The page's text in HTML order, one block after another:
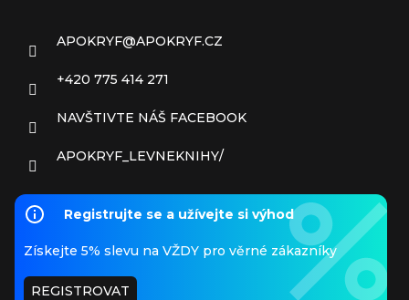
APOKRYF@APOKRYF.CZ
+420 775 414 271
NAVŠTIVTE NÁŠ FACEBOOK
APOKRYF_LEVNEKNIHY/
Registrujte se a užívejte si výhod
Získejte 5% slevu na VŽDY pro věrné zákazníky
REGISTROVAT